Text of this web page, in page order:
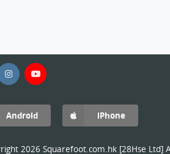
Android iPhone
2026 Squarefoot.com.hk [28Hse Ltd]